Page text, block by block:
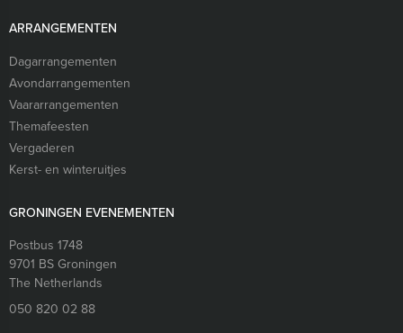
ARRANGEMENTEN
Dagarrangementen
Avondarrangementen
Vaararrangementen
Themafeesten
Vergaderen
Kerst- en winteruitjes
GRONINGEN EVENEMENTEN
Postbus 1748
9701 BSGroningen
The Netherlands
050 820 02 88